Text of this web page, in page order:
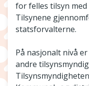
for felles tilsyn
Tilsynene
statsforvalterne.
På nasjonalt nivå
andre